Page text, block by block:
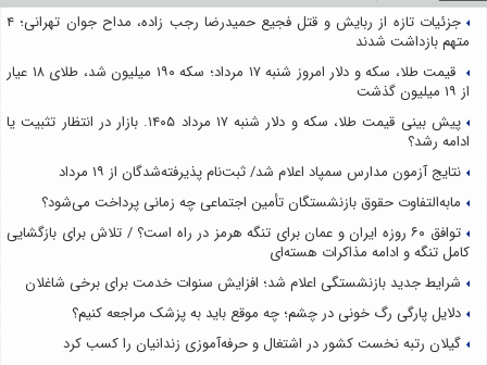
جزئیات تازه از ربایش و قتل فجیع حمیدرضا رجب زاده، مداح جوان تهرانی؛ ۴
متهم بازداشت شدند
قیمت طلا، سکه و دلار امروز شنبه ۱۷ مرداد؛ سکه ۱۹۰ میلیون شد، طلای ۱۸ عیار
از ۱۹ میلیون گذشت
پیش بینی قیمت طلا، سکه و دلار شنبه ۱۷ مرداد ۱۴۰۵. بازار در انتظار تثبیت یا
ادامه رشد؟
نتایج آزمون مدارس سمپاد اعلام شد/ ثبت‌نام پذیرفته‌شدگان از ۱۹ مرداد
مابه‌التفاوت حقوق بازنشستگان تأمین اجتماعی چه زمانی پرداخت می‌شود؟
توافق ۶۰ روزه ایران و عمان برای تنگه هرمز در راه است؟ / تلاش برای بازگشایی
کامل تنگه و ادامه مذاکرات هسته‌ای
شرایط جدید بازنشستگی اعلام شد؛ افزایش سنوات خدمت برای برخی شاغلان
دلایل پارگی رگ خونی در چشم؛ چه موقع باید به پزشک مراجعه کنیم؟
گیلان رتبه نخست کشور در اشتغال و حرفه‌آموزی زندانیان را کسب کرد